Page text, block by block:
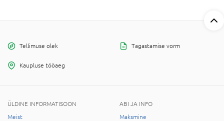
Tellimuse olek Tagastamise vorm
Kaupluse tööaeg
ÜLDINE INFORMATISOON
Meist
ABI JA INFO
Maksmine